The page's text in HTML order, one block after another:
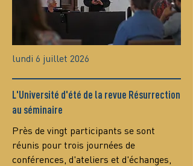
lundi 6 juillet 2026
L'Université d'été de la revue Résurrection
au séminaire
Près de vingt participants se sont
réunis pour trois journées de
conférences, d'ateliers et d'échanges,